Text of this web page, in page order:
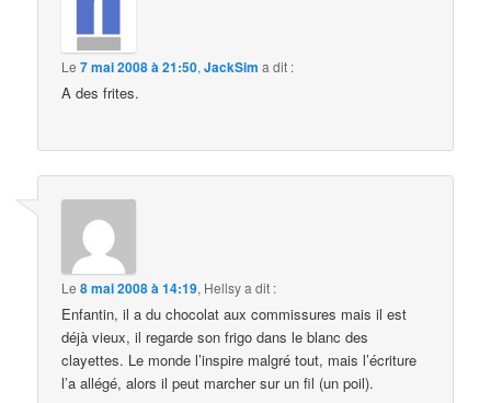
Le7 mai 2008 à 21:50,JackSim a dit :
A des frites.
Le8 mai 2008 à 14:19, Hellsya dit :
Enfantin, il a du chocolat aux commissures mais il est
déjà vieux, il regarde son frigo dans le blanc des
clayettes. Le monde l’inspire malgré tout, mais l’écriture
l’a allégé, alors il peut marcher sur un fil (un poil).